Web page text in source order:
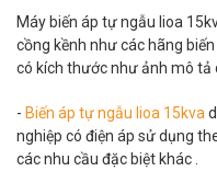
Máy biến áp tự ngẫu lioa
cồng kềnh như các hãng
có kích thước như ảnh mô tả
- Biến áp tự ngẫu lioa 15kva
nghiệp có điện áp sử dụng
các nhu cầu đặc biệt khác .